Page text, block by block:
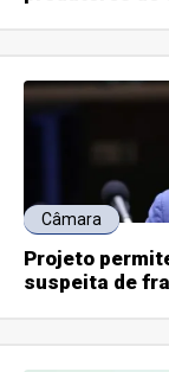
Câmara
Projeto
suspeita de